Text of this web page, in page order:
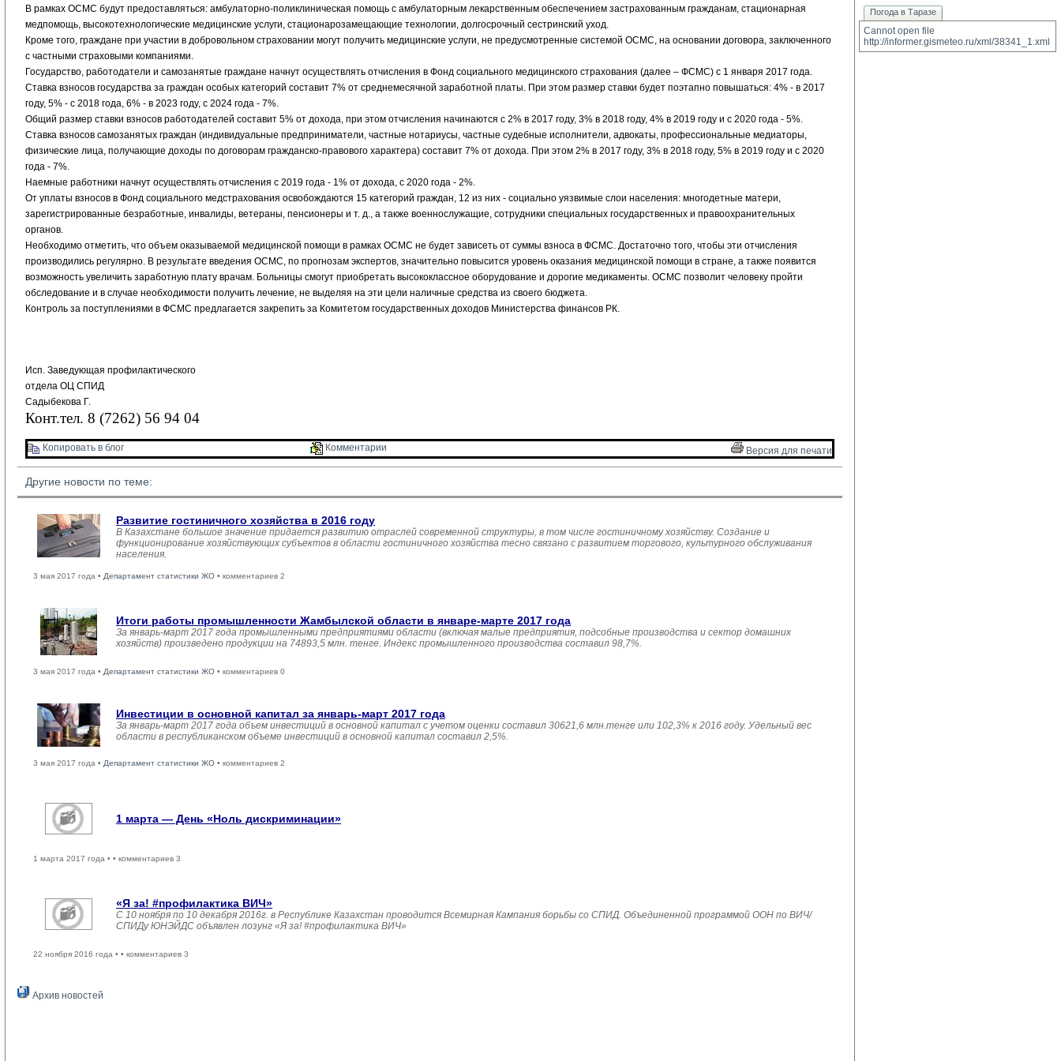
В рамках ОСМС будут предоставляться: амбулаторно-поликлиническая помощь с амбулаторным лекарственным обеспечением застрахованным гражданам, стационарная
медпомощь, высокотехнологические медицинские услуги, стационарозамещающие технологии, долгосрочный сестринский уход.
Кроме того, граждане при участии в добровольном страховании могут получить медицинские услуги, не предусмотренные системой ОСМС, на основании договора, заключенного
с частными страховыми компаниями.
Государство, работодатели и самозанятые граждане начнут осуществлять отчисления в Фонд социального медицинского страхования (далее – ФСМС) с 1 января 2017 года.
Ставка взносов государства за граждан особых категорий составит 7% от среднемесячной заработной платы. При этом размер ставки будет поэтапно повышаться: 4% - в 2017
году, 5% - с 2018 года, 6% - в 2023 году, с 2024 года - 7%.
Общий размер ставки взносов работодателей составит 5% от дохода, при этом отчисления начинаются с 2% в 2017 году, 3% в 2018 году, 4% в 2019 году и с 2020 года - 5%.
Ставка взносов самозанятых граждан (индивидуальные предприниматели, частные нотариусы, частные судебные исполнители, адвокаты, профессиональные медиаторы,
физические лица, получающие доходы по договорам гражданско-правового характера) составит 7% от дохода. При этом 2% в 2017 году, 3% в 2018 году, 5% в 2019 году и с 2020
года - 7%.
Наемные работники начнут осуществлять отчисления с 2019 года - 1% от дохода, с 2020 года - 2%.
От уплаты взносов в Фонд социального медстрахования освобождаются 15 категорий граждан, 12 из них - социально уязвимые слои населения: многодетные матери,
зарегистрированные безработные, инвалиды, ветераны, пенсионеры и т. д., а также военнослужащие, сотрудники специальных государственных и правоохранительных
органов.
Необходимо отметить, что объем оказываемой медицинской помощи в рамках ОСМС не будет зависеть от суммы взноса в ФСМС. Достаточно того, чтобы эти отчисления
производились регулярно. В результате введения ОСМС, по прогнозам экспертов, значительно повысится уровень оказания медицинской помощи в стране, а также появится
возможность увеличить заработную плату врачам. Больницы смогут приобретать высококлассное оборудование и дорогие медикаменты. ОСМС позволит человеку пройти
обследование и в случае необходимости получить лечение, не выделяя на эти цели наличные средства из своего бюджета.
Контроль за поступлениями в ФСМС предлагается закрепить за Комитетом государственных доходов Министерства финансов РК.
Исп. Заведующая профилактического
отдела ОЦ СПИД
Садыбекова Г.
Конт.тел. 8 (7262) 56 94 04
Копировать в блог Комментарии Версия для печати
Другие новости по теме:
Развитие гостиничного хозяйства в 2016 году
В Казахстане большое значение придается развитию отраслей современной структуры, в том числе гостиничному хозяйству. Создание и
функционирование хозяйствующих субъектов в области гостиничного хозяйства тесно связано с развитием торгового, культурного обслуживания
населения.
3 мая 2017 года • Департамент статистики ЖО • комментариев 2
Итоги работы промышленности Жамбылской области в январе-марте 2017 года
За январь-март 2017 года промышленными предприятиями области (включая малые предприятия, подсобные производства и сектор домашних
хозяйств) произведено продукции на 74893,5 млн. тенге. Индекс промышленного производства составил 98,7%.
3 мая 2017 года • Департамент статистики ЖО • комментариев 0
Инвестиции в основной капитал за январь-март 2017 года
За январь-март 2017 года объем инвестиций в основной капитал с учетом оценки составил 30621,6 млн.тенге или 102,3% к 2016 году. Удельный вес
области в республиканском объеме инвестиций в основной капитал составил 2,5%.
3 мая 2017 года • Департамент статистики ЖО • комментариев 2
1 марта — День «Ноль дискриминации»
1 марта 2017 года • • комментариев 3
«Я за! #профилактика ВИЧ»
С 10 ноября по 10 декабря 2016г. в Республике Казахстан проводится Всемирная Кампания борьбы со СПИД. Объединенной программой ООН по ВИЧ/
СПИДу ЮНЭЙДС объявлен лозунг «Я за! #профилактика ВИЧ»
22 ноября 2016 года • • комментариев 3
Архив новостей
Погода в Таразе
Cannot open file
http://informer.gismeteo.ru/xml/38341_1.xml